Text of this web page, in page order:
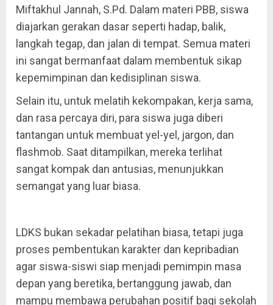
Miftakhul Jannah, S.Pd. Dalam materi PBB, siswa
diajarkan gerakan dasar seperti hadap, balik,
langkah tegap, dan jalan di tempat. Semua materi
ini sangat bermanfaat dalam membentuk sikap
kepemimpinan dan kedisiplinan siswa.
Selain itu, untuk melatih kekompakan, kerja sama,
dan rasa percaya diri, para siswa juga diberi
tantangan untuk membuat yel-yel, jargon, dan
flashmob. Saat ditampilkan, mereka terlihat
sangat kompak dan antusias, menunjukkan
semangat yang luar biasa.
LDKS bukan sekadar pelatihan biasa, tetapi juga
proses pembentukan karakter dan kepribadian
agar siswa-siswi siap menjadi pemimpin masa
depan yang beretika, bertanggung jawab, dan
mampu membawa perubahan positif bagi sekolah